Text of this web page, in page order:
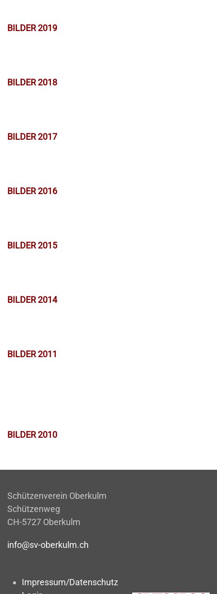
BILDER 2019
BILDER 2018
BILDER 2017
BILDER 2016
BILDER 2015
BILDER 2014
BILDER 2011
BILDER 2010
Schützenverein Oberkulm
Schützenweg
CH-5727 Oberkulm
info@sv-oberkulm.ch
Impressum/Datenschutz